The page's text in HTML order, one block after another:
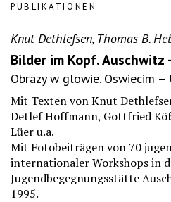
PUBLIKATIONEN
Knut Dethlefsen, Thomas B.
Bilder im Kopf. Auschwitz
Obrazy w glowie. Oswiecim
Mit Texten von Knut
Detlef Hoffmann, Gottfried
Lüer u.a.
Mit Fotobeiträgen von 70
internationaler Workshops in
Jugendbegegnungsstätte
1995.